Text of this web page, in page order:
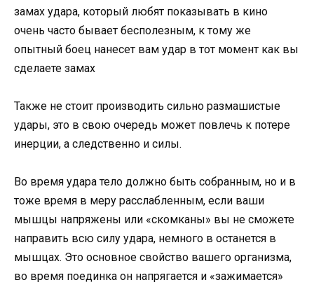
замах удара, который любят показывать в кино
очень часто бывает бесполезным, к тому же
опытный боец нанесет вам удар в тот момент как вы
сделаете замах
Также не стоит производить сильно размашистые
удары, это в свою очередь может повлечь к потере
инерции, а следственно и силы.
Во время удара тело должно быть собранным, но и в
тоже время в меру расслабленным, если ваши
мышцы напряжены или «скомканы» вы не сможете
направить всю силу удара, немного в останется в
мышцах. Это основное свойство вашего организма,
во время поединка он напрягается и «зажимается»